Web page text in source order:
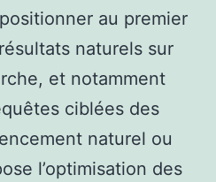
au premier
naturels sur
et notamment
ciblées des
naturel ou
l’optimisation des